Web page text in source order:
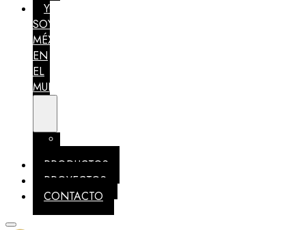
YO
SOY
MÉXICO
EN
EL
MUNDO
PRODUCTOS
PROYECTOS
CONTACTO